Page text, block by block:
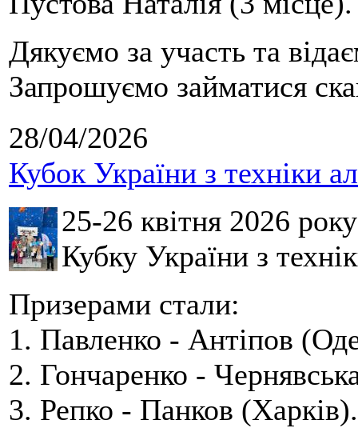
Дякуємо за участь та
Запрошуємо займатися
28/04/2026
Кубок України з техніки
25-26 квітня 2026
Кубку України з
Призерами стали:
1. Павленко - Антіпов
2. Гончаренко -
3. Репко - Панков (Харків).